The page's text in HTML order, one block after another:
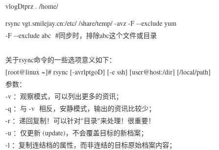
vlogDtprz . /home/
rsync vgt.smilejay.cn:/etc/ /share/temp/ -avz -F --exclude yum
-F --exclude abc #同步时，排除abc这个文件或目录
关于rsync命令的一些选项意义如下：
[root@linux ~]# rsync [-avrlptgoD] [-e ssh] [user@host:/dir] [/local/path]
参数：
-v ：观察模式，可以列出更多的资讯；
-q ：与 -v 相反，安静模式，输出的资讯比较少；
-r ：递回复制！可以针对"目录"来处理！很重要！
-u ：仅更新 (update)，不会覆盖目标的新档案；
-l ：复制连结档的属性，而非连结的目标原始档案内容；